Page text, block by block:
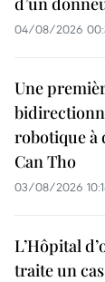
04/08/2026
Une
robotique à
Can Tho
03/08/2026
L’Hôpital
traite un